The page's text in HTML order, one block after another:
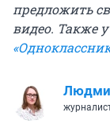
предложить
видео. Также